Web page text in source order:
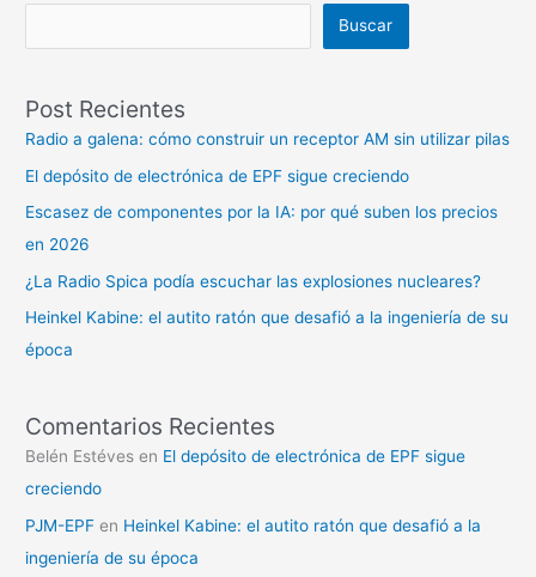
Buscar
Post Recientes
Radio a galena: cómo construir un receptor AM sin utilizar pilas
El depósito de electrónica de EPF sigue creciendo
Escasez de componentes por la IA: por qué suben los precios
en 2026
¿La Radio Spica podía escuchar las explosiones nucleares?
Heinkel Kabine: el autito ratón que desafió a la ingeniería de su
época
Comentarios Recientes
Belén Estéves en El depósito de electrónica de EPF sigue
creciendo
PJM-EPF en Heinkel Kabine: el autito ratón que desafió a la
ingeniería de su época